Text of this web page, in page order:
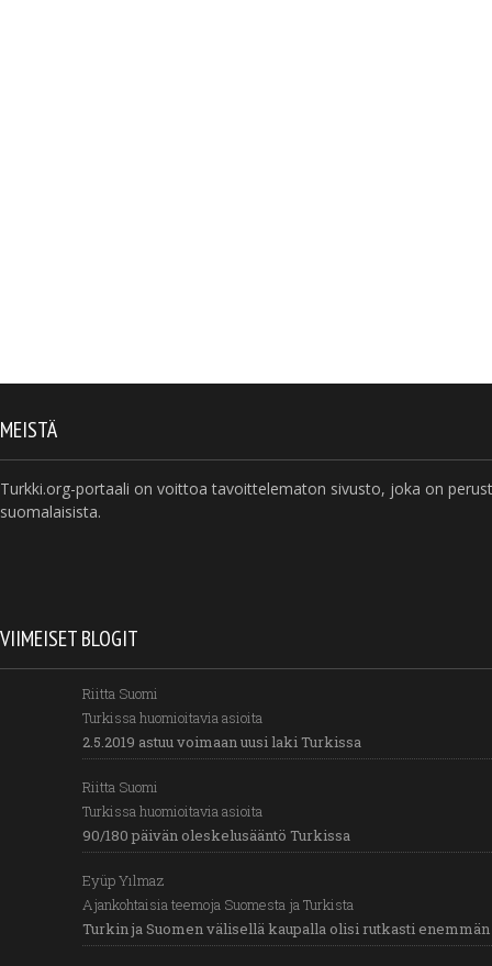
MEISTÄ
Turkki.org-portaali on voittoa tavoittelematon sivusto, joka on
suomalaisista.
VIIMEISET BLOGIT
Riitta Suomi
Turkissa huomioitavia asioita
2.5.2019 astuu voimaan uusi laki Turkissa
Riitta Suomi
Turkissa huomioitavia asioita
90/180 päivän oleskelusääntö Turkissa
Eyüp Yılmaz
Ajankohtaisia teemoja Suomesta ja Turkista
Turkin ja Suomen välisellä kaupalla olisi rutkasti